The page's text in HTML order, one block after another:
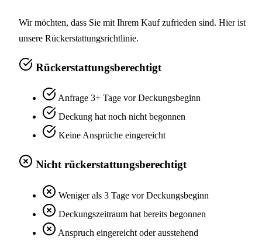
Wir möchten, dass Sie mit Ihrem Kauf zufrieden sind. Hier ist
unsere Rückerstattungsrichtlinie.
Rückerstattungsberechtigt
Anfrage 3+ Tage vor Deckungsbeginn
Deckung hat noch nicht begonnen
Keine Ansprüche eingereicht
Nicht rückerstattungsberechtigt
Weniger als 3 Tage vor Deckungsbeginn
Deckungszeitraum hat bereits begonnen
Anspruch eingereicht oder ausstehend